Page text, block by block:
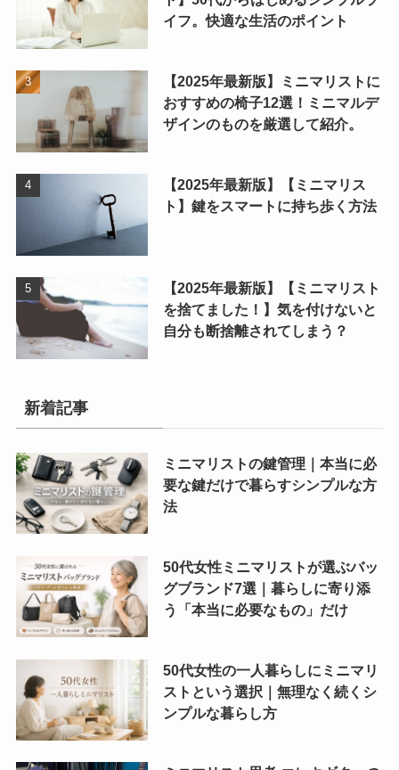
イフ。快適な生活のポイント
【2025年最新版】ミニマリストに
おすすめの椅子12選！ミニマルデ
ザインのものを厳選して紹介。
【2025年最新版】【ミニマリス
ト】鍵をスマートに持ち歩く方法
【2025年最新版】【ミニマリスト
を捨てました！】気を付けないと
自分も断捨離されてしまう？
新着記事
ミニマリストの鍵管理｜本当に必
要な鍵だけで暮らすシンプルな方
法
50代女性ミニマリストが選ぶバッ
グブランド7選｜暮らしに寄り添
う「本当に必要なもの」だけ
50代女性の一人暮らしにミニマリ
ストという選択｜無理なく続くシ
ンプルな暮らし方